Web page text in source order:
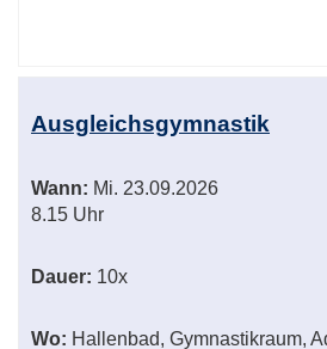
Ausgleichsgymnastik
Wann: Mi. 23.09.2026
8.15 Uhr
Dauer: 10x
Wo: Hallenbad, Gymnastikraum,